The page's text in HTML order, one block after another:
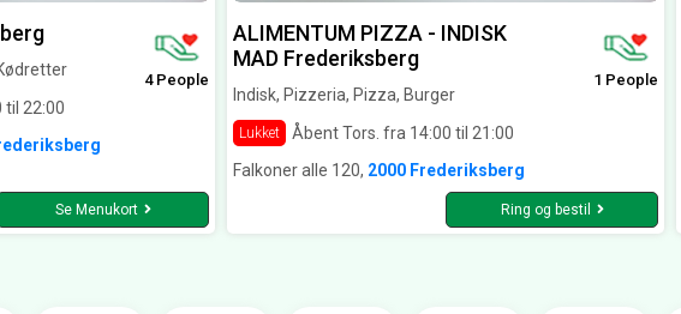
til 22:00
4 People
Se Menukort
ALIMENTUM PIZZA - INDISK
MAD Frederiksberg
Indisk, Pizzeria, Pizza, Burger
Lukket Åbent Tors. fra 14:00 til 21:00
1 People
Falkoner alle 120, 2000 Frederiksberg
Ring og bestil